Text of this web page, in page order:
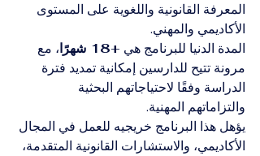
المعرفة القانونية واللغوية على المستوى
الأكاديمي والمهني.
المدة الدنيا للبرنامج هي +18 شهرًا
، مع
مرونة تتيح للدارسين إمكانية تمديد فترة
الدراسة وفقًا لاحتياجاتهم البحثية
والتزاماتهم المهنية.
يؤهل هذا البرنامج خريجيه للعمل في المجال
الأكاديمي، والاستشارات القانونية المتقدمة،